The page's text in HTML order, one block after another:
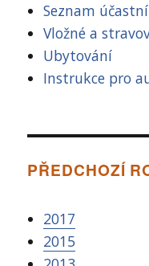
Seznam
Vložné a
Ubytování
Instrukce pro
PŘEDCHOZÍ
2017
2015